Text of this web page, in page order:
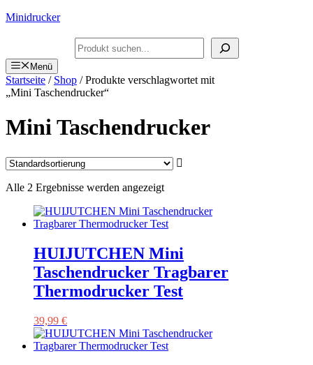
Zum
Minidrucker
Suchen
Menü
Startseite / Shop / Produkte verschlagwortet mit
„Mini Taschendrucker“
Mini Taschendrucker
Alle 2 Ergebnisse werden angezeigt
HUIJUTCHEN Mini
Taschendrucker Tragbarer
Thermodrucker Test
39,99 €